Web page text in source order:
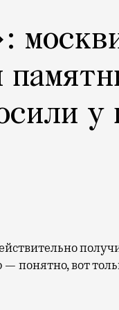
у
— понятно, вот